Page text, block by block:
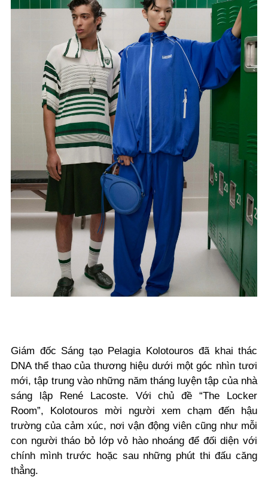
Giám đốc Sáng tạo Pelagia Kolotouros đã khai thác
DNA thể thao của thương hiệu dưới một góc nhìn tươi
mới, tập trung vào những năm tháng luyện tập của nhà
sáng lập René Lacoste. Với chủ đề “The Locker
Room”, Kolotouros mời người xem chạm đến hậu
trường của cảm xúc, nơi vận động viên cũng như mỗi
con người tháo bỏ lớp vỏ hào nhoáng để đối diện với
chính mình trước hoặc sau những phút thi đấu căng
thẳng.